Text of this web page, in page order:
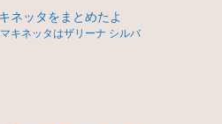
ネッタをまとめたよ
キネッタはザリーナ シルバ